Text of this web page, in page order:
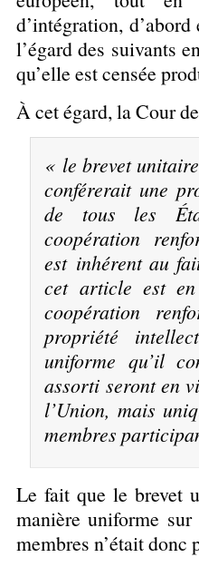
d’intégration,
l’égard des suivants
qu’elle est censée
À cet égard, la Cour
« le brevet
conférerait une
de tous les
coopération
est inhérent au
cet article est
coopération
propriété
uniforme qu’il
assorti seront en
l’Union, mais
membres
Le fait que le brevet
manière uniforme
membres n’était donc